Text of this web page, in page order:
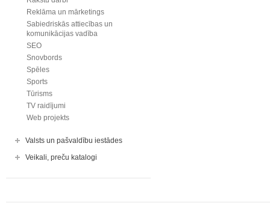
Reklāma un mārketings
Sabiedriskās attiecības un
komunikācijas vadība
SEO
Snovbords
Spēles
Sports
Tūrisms
TV raidījumi
Web projekts
Valsts un pašvaldību iestādes
Veikali, preču katalogi